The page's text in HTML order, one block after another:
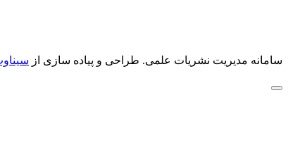
سامانه مدیریت نشریات علمی. طراحی و پیاده سازی از